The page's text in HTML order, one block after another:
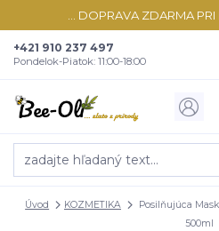
... DOPRAVA ZDARMA
+421 910 237 497
Pondelok-Piatok: 11:00-18:00
Úvod KOZMETIKA
Posilňujúca
500ml